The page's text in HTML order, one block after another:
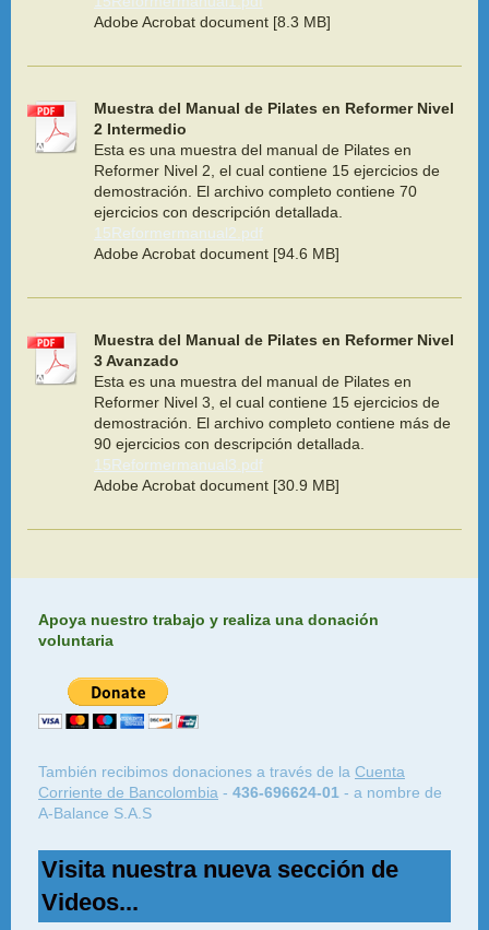
Adobe Acrobat document [8.3 MB]
Muestra del Manual de Pilates en Reformer Nivel
2 Intermedio
Esta es una muestra del manual de Pilates en
Reformer Nivel 2, el cual contiene 15 ejercicios de
demostración. El archivo completo contiene 70
ejercicios con descripción detallada.
15Reformermanual2.pdf
Adobe Acrobat document [94.6 MB]
Muestra del Manual de Pilates en Reformer Nivel
3 Avanzado
Esta es una muestra del manual de Pilates en
Reformer Nivel 3, el cual contiene 15 ejercicios de
demostración. El archivo completo contiene más de
90 ejercicios con descripción detallada.
15Reformermanual3.pdf
Adobe Acrobat document [30.9 MB]
Apoya nuestro trabajo y realiza una donación
voluntaria
También recibimos donaciones a través de la Cuenta
Corriente de Bancolombia - 436-696624-01 - a nombre de
A-Balance S.A.S
Visita nuestra nueva sección de
Videos...